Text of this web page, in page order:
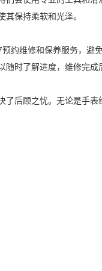
保持柔软和光泽。
约维修和保养服务，避
时了解进度，维修完成
后顾之忧。无论是手